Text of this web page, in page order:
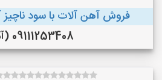
فروش آهن آلات با سود
09111253408 (آمل )